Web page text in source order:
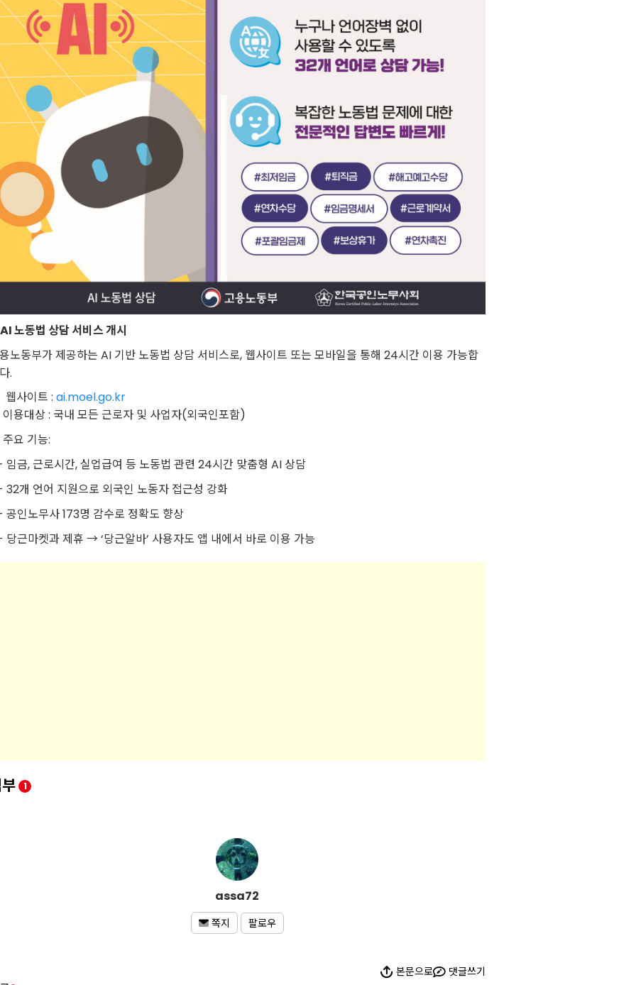
노동법 상담 서비스 개시
노동부가 제공하는 AI 기반 노동법 상담 서비스로, 웹사이트 또는 모바일을 통해 24시간 이용 가능합
.
사이트 : ai.moel.go.kr
용대상 : 국내 모든 근로자 및 사업자(외국인포함)
요 기능:
금, 근로시간, 실업급여 등 노동법 관련 24시간 맞춤형 AI 상담
개 언어 지원으로 외국인 노동자 접근성 강화
인노무사 173명 감수로 정확도 향상
근마켓과 제휴 → ‘당근알바’ 사용자도 앱 내에서 바로 이용 가능
1
assa72
쪽지 팔로우
본문으로 댓글쓰기